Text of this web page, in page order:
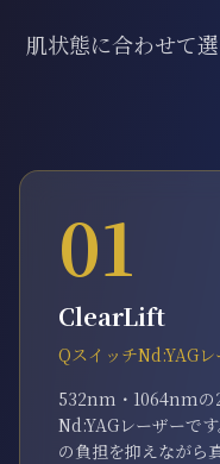
肌状態に合わせて
01
ClearLift
QスイッチNd:YAGレ
532nm・1064nmの
Nd:YAGレーザーで
の負担を抑えながら